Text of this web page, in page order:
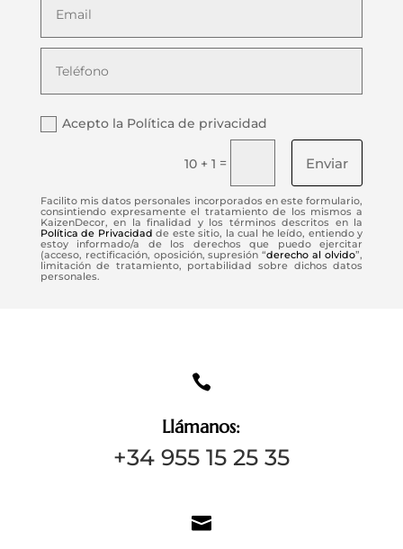
Acepto la Política de privacidad
10 + 1 = Enviar
Facilito mis datos personales incorporados en este formulario,
consintiendo expresamente el tratamiento de los mismos a
KaizenDecor, en la finalidad y los términos descritos en la
Política de Privacidad de este sitio, la cual he leído, entiendo y
estoy informado/a de los derechos que puedo ejercitar
(acceso, rectificación, oposición, supresión “derecho al olvido”,
limitación de tratamiento, portabilidad sobre dichos datos
personales.

Llámanos:
+34 955 15 25 35
